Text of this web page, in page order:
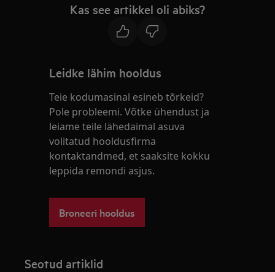
Kas see artikkel oli abiks?
Leidke lähim hooldus
Teie kodumasinal esineb tõrkeid?
Pole probleemi. Võtke ühendust ja
leiame teile lähedaimal asuva
volitatud hooldusfirma
kontaktandmed, et saaksite kokku
leppida remondi asjus.
Broneeri hooldus
Seotud artiklid